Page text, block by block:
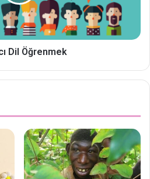
Dil Öğrenmek